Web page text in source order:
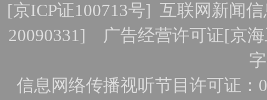
[京ICP证100713号]互联网新闻
20090331] 广告经营许可证[京
信息网络传播视听节目许可证：